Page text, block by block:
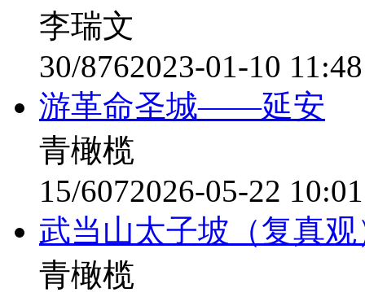
李瑞文
30/8762023-01-10
游革命圣城——延安
青橄榄
15/6072026-05-22
武当山太子坡（复真
青橄榄